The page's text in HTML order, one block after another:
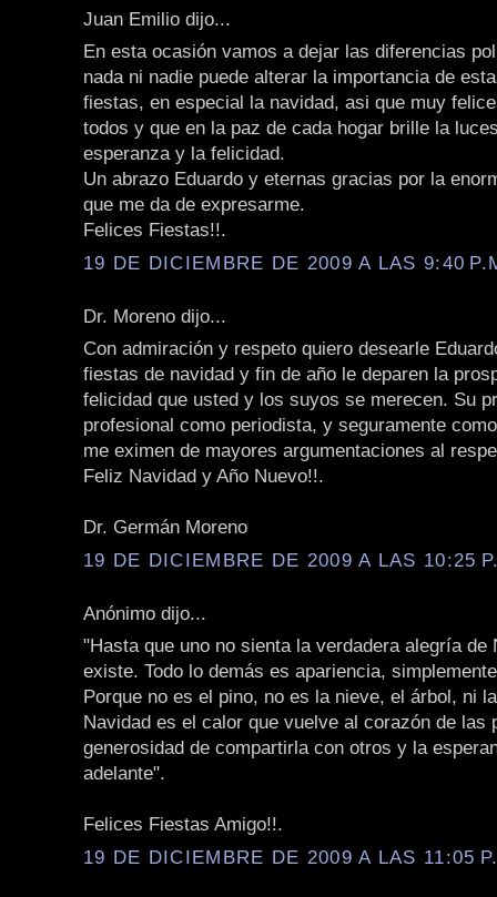
Juan Emilio dijo...
En esta ocasión vamos a dejar las diferencias
nada ni nadie puede alterar la importancia de
fiestas, en especial la navidad, asi que muy
todos y que en la paz de cada hogar brille la
esperanza y la felicidad.
Un abrazo Eduardo y eternas gracias por la
que me da de expresarme.
Felices Fiestas!!.
19 DE DICIEMBRE DE 2009 A LAS 9:40
Dr. Moreno dijo...
Con admiración y respeto quiero desearle
fiestas de navidad y fin de año le deparen la
felicidad que usted y los suyos se merecen. Su
profesional como periodista, y seguramente
me eximen de mayores argumentaciones al
Feliz Navidad y Año Nuevo!!.
Dr. Germán Moreno
19 DE DICIEMBRE DE 2009 A LAS 10:25
Anónimo dijo...
"Hasta que uno no sienta la verdadera alegría de
existe. Todo lo demás es apariencia,
Porque no es el pino, no es la nieve, el árbol, ni
Navidad es el calor que vuelve al corazón de las
generosidad de compartirla con otros y la
adelante".
Felices Fiestas Amigo!!.
19 DE DICIEMBRE DE 2009 A LAS 11:05